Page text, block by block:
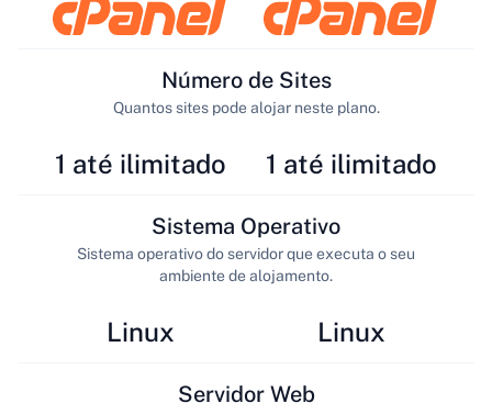
1 até ilimitado
Número de Sites
Quantos sites pode alojar neste plano.
1 até ilimitado
Linux
Sistema Operativo
Sistema operativo do servidor que executa o seu
ambiente de alojamento.
Linux
Servidor Web